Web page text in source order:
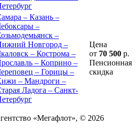
– Казань –
–
–
Новгород –
– Кострома –
– Коприно –
– Горицы –
– Мандроги –
Ладога – Санкт-
Цена
от 70 500 р.
Пенсионная
скидка
«Мегафлот», © 2026